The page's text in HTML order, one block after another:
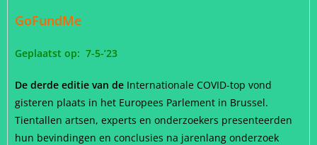
GoFundMe
Geplaatst op: 7-5-’23
De derde editie van de Internationale COVID-top vond
gisteren plaats in het Europees Parlement in Brussel.
Tientallen artsen, experts en onderzoekers presenteerden
hun bevindingen en conclusies na jarenlang onderzoek